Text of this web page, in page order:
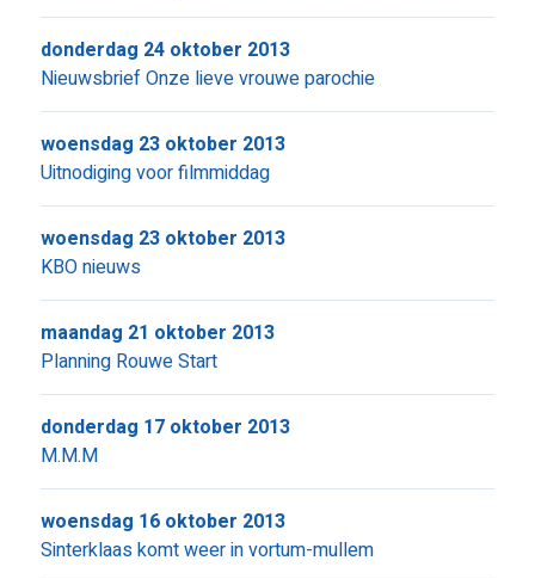
Nieuwsbrief Onze lieve vrouwe parochie
donderdag 24 oktober 2013
Uitnodiging voor filmmiddag
woensdag 23 oktober 2013
KBO nieuws
woensdag 23 oktober 2013
Planning Rouwe Start
maandag 21 oktober 2013
M.M.M
donderdag 17 oktober 2013
Sinterklaas komt weer in vortum-mullem
woensdag 16 oktober 2013